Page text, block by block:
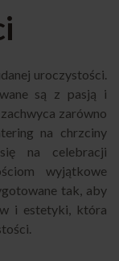
uroczystości.
są z pasją i
zarówno
na chrzciny
na celebracji
wyjątkowe
tak, aby
i estetyki, która